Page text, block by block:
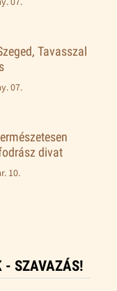
Tavasszal
07.
divat
10.
- SZAVAZÁS!